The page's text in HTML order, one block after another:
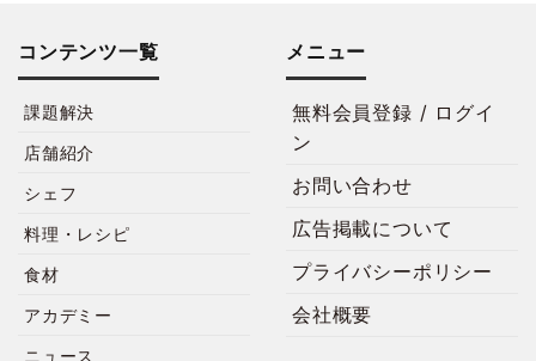
コンテンツ一覧
課題解決
店舗紹介
シェフ
料理・レシピ
食材
アカデミー
ニュース
メニュー
無料会員登録 / ログイ
ン
お問い合わせ
広告掲載について
プライバシーポリシー
会社概要